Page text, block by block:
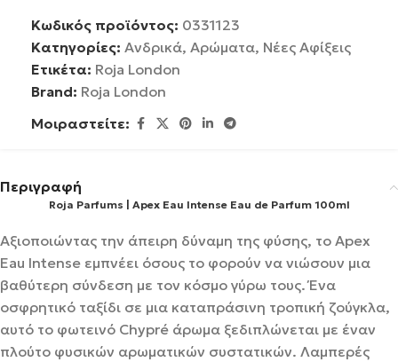
Κωδικός προϊόντος: 0331123
Κατηγορίες: Ανδρικά, Αρώματα, Νέες Αφίξεις
Ετικέτα: Roja London
Brand: Roja London
Μοιραστείτε:
Περιγραφή
Roja Parfums | Apex Eau Intense Eau de Parfum 100ml
Αξιοποιώντας την άπειρη δύναμη της φύσης, το Apex
Eau Intense εμπνέει όσους το φορούν να νιώσουν μια
βαθύτερη σύνδεση με τον κόσμο γύρω τους. Ένα
οσφρητικό ταξίδι σε μια καταπράσινη τροπική ζούγκλα,
αυτό το φωτεινό Chypré άρωμα ξεδιπλώνεται με έναν
πλούτο φυσικών αρωματικών συστατικών. Λαμπερές